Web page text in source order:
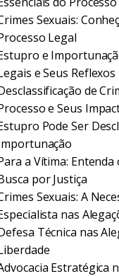
Sexuais:
Legal
e
e Seus
de
e Seus
Pode Ser
a Vítima:
por Justiça
Sexuais: A
nas
Técnica nas
Estratégica